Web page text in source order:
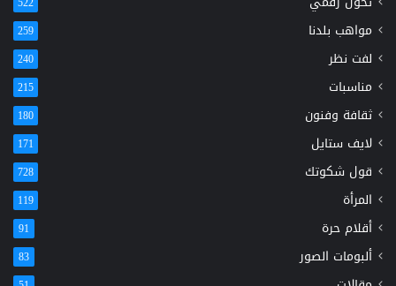
مواهب بلدنا 259
لفت نظر 240
مناسبات 215
ثقافة وفنون 180
لايف ستايل 171
قول شكوتك 728
المرأة 119
أقلام حرة 91
ألبومات الصور 83